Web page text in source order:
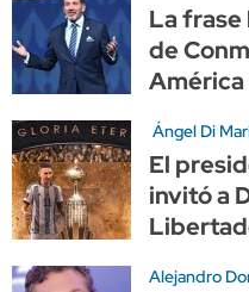
La
de
Ángel Di
El
invitó a
Alejandro